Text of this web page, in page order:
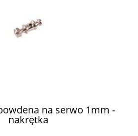
na serwo 1mm -
nakrętka